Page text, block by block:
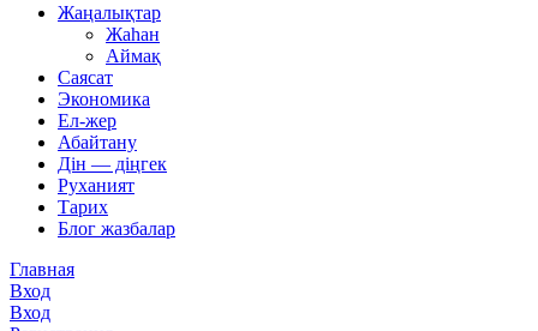
Жаңалықтар
Жаһан
Аймақ
Саясат
Экономика
Ел-жер
Абайтану
Дін — діңгек
Руханият
Тарих
Блог жазбалар
Главная
Вход
Вход